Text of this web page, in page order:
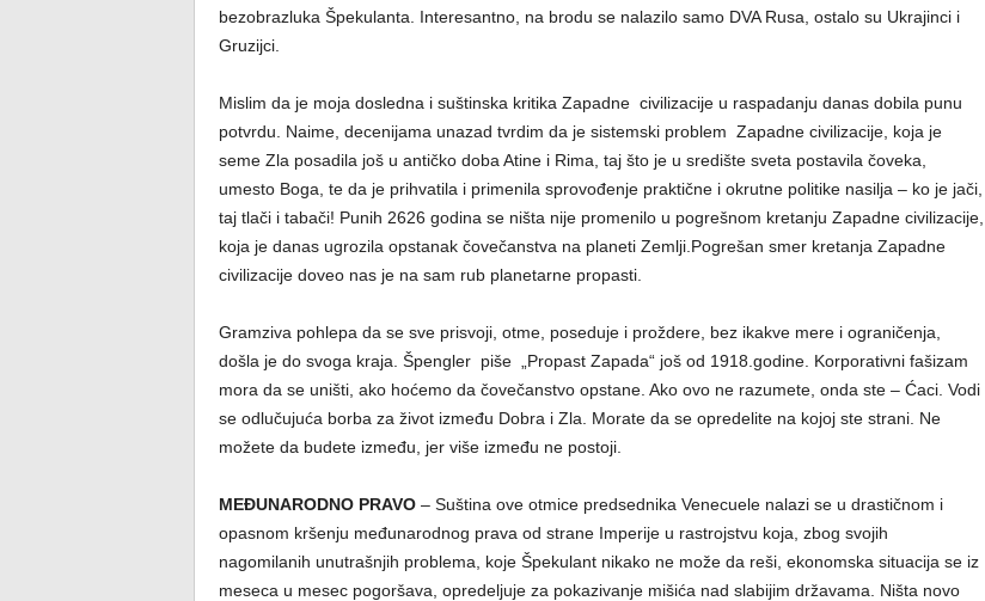
bezobrazluka Špekulanta. Interesantno, na brodu se nalazilo samo DVA Rusa, ostalo su Ukrajinci i
Gruzijci.
Mislim da je moja dosledna i suštinska kritika Zapadne civilizacije u raspadanju danas dobila punu
potvrdu. Naime, decenijama unazad tvrdim da je sistemski problem Zapadne civilizacije, koja je
seme Zla posadila još u antičko doba Atine i Rima, taj što je u središte sveta postavila čoveka,
umesto Boga, te da je prihvatila i primenila sprovođenje praktične i okrutne politike nasilja – ko je jači,
taj tlači i tabači! Punih 2626 godina se ništa nije promenilo u pogrešnom kretanju Zapadne civilizacije,
koja je danas ugrozila opstanak čovečanstva na planeti Zemlji.Pogrešan smer kretanja Zapadne
civilizacije doveo nas je na sam rub planetarne propasti.
Gramziva pohlepa da se sve prisvoji, otme, poseduje i proždere, bez ikakve mere i ograničenja,
došla je do svoga kraja. Špengler piše „Propast Zapada“ još od 1918.godine. Korporativni fašizam
mora da se uništi, ako hoćemo da čovečanstvo opstane. Ako ovo ne razumete, onda ste – Ćaci. Vodi
se odlučujuća borba za život između Dobra i Zla. Morate da se opredelite na kojoj ste strani. Ne
možete da budete između, jer više između ne postoji.
MEĐUNARODNO PRAVO– Suština ove otmice predsednika Venecuele nalazi se u drastičnom i
opasnom kršenju međunarodnog prava od strane Imperije u rastrojstvu koja, zbog svojih
nagomilanih unutrašnjih problema, koje Špekulant nikako ne može da reši, ekonomska situacija se iz
meseca u mesec pogoršava, opredeljuje za pokazivanje mišića nad slabijim državama. Ništa novo